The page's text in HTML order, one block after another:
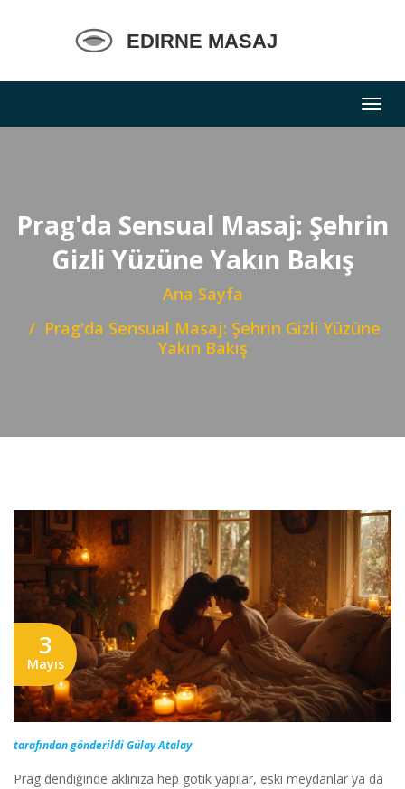
Prag'da Sensual Masaj: Şehrin
Gizli Yüzüne Yakın Bakış
Ana Sayfa
Prag'da Sensual Masaj: Şehrin Gizli Yüzüne
Yakın Bakış
3
Mayıs
tarafından gönderildi Gülay Atalay
Prag dendiğinde aklınıza hep gotik yapılar, eski meydanlar ya da